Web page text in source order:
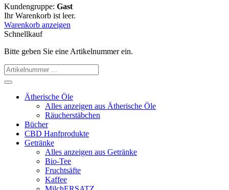
Kundengruppe: Gast
Ihr Warenkorb ist leer.
Warenkorb anzeigen
Schnellkauf
Bitte geben Sie eine Artikelnummer ein.
Ätherische Öle
Alles anzeigen aus Ätherische Öle
Räucherstäbchen
Bücher
CBD Hanfprodukte
Getränke
Alles anzeigen aus Getränke
Bio-Tee
Fruchtsäfte
Kaffee